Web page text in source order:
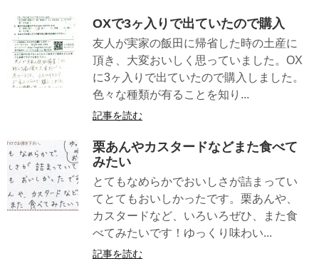
OXで3ヶ入りで出ていたので購入
友人が実家の飯田に帰省した時の土産に
頂き、大変おいしく思っていました。OX
に3ヶ入りで出ていたので購入しました。
色々な種類が有ることを知り...
記事を読む
栗あんやカスタードなどまた食べて
みたい
とてもなめらかでおいしさが詰まってい
てとてもおいしかったです。栗あんや、
カスタードなど、いろいろぜひ、また食
べてみたいです！ゆっくり味わい...
記事を読む